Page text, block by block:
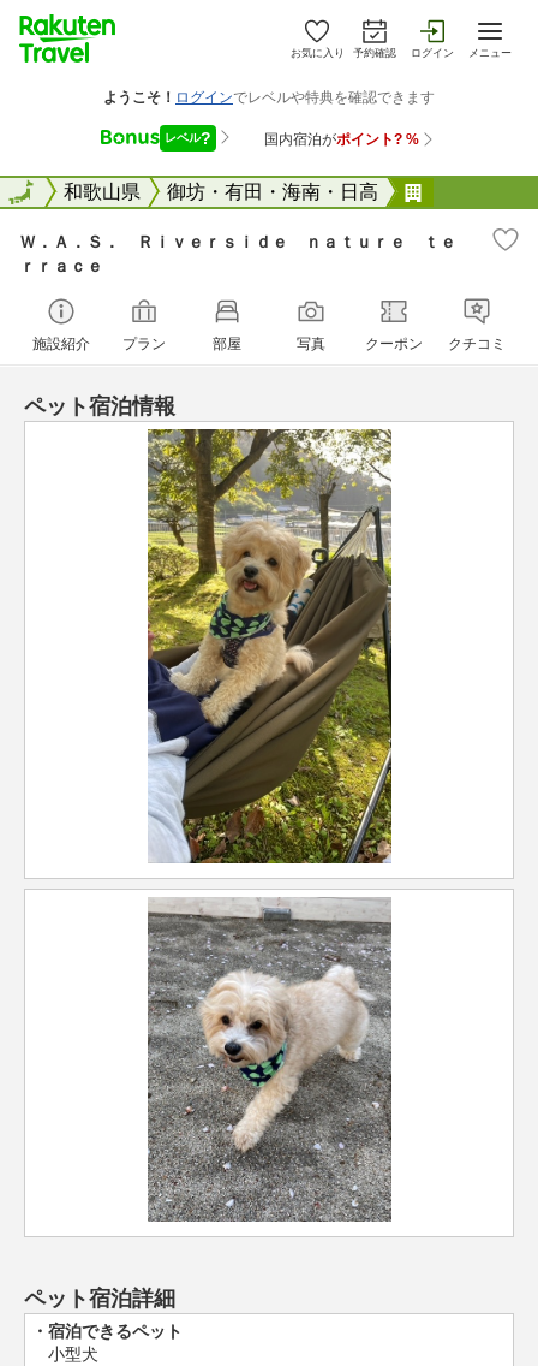
お気に入り 予約確認 ログイン メニュー
全国和歌山県 御坊・有田・海南・日高
全国
Ｗ．Ａ．Ｓ． Ｒｉｖｅｒｓｉｄｅ ｎａｔｕｒｅ ｔｅ
ｒｒａｃｅ
施設紹介 プラン 部屋 写真 クーポン クチコミ
ペット宿泊情報
ペット宿泊詳細
宿泊できるペット
小型犬